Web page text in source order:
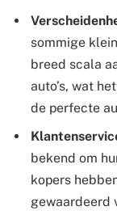
sommige
breed scala
auto’s, wat
de perfecte
bekend om
kopers
gewaardeerd